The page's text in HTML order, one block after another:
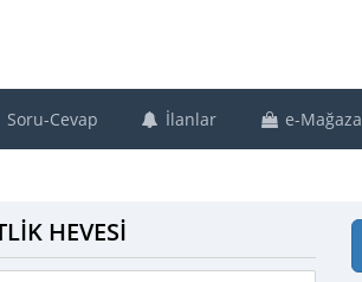
Soru-Cevap İlanlar e-Mağaza
HEVESİ